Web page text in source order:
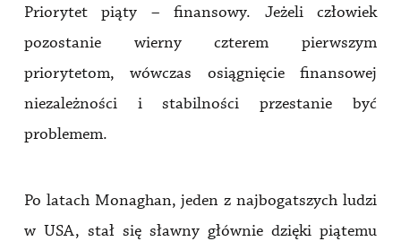
Priorytet piąty – finansowy. Jeżeli człowiek
pozostanie wierny czterem pierwszym
priorytetom, wówczas osiągnięcie finansowej
niezależności i stabilności przestanie być
problemem.
Po latach Monaghan, jeden z najbogatszych ludzi
w USA, stał się sławny głównie dzięki piątemu